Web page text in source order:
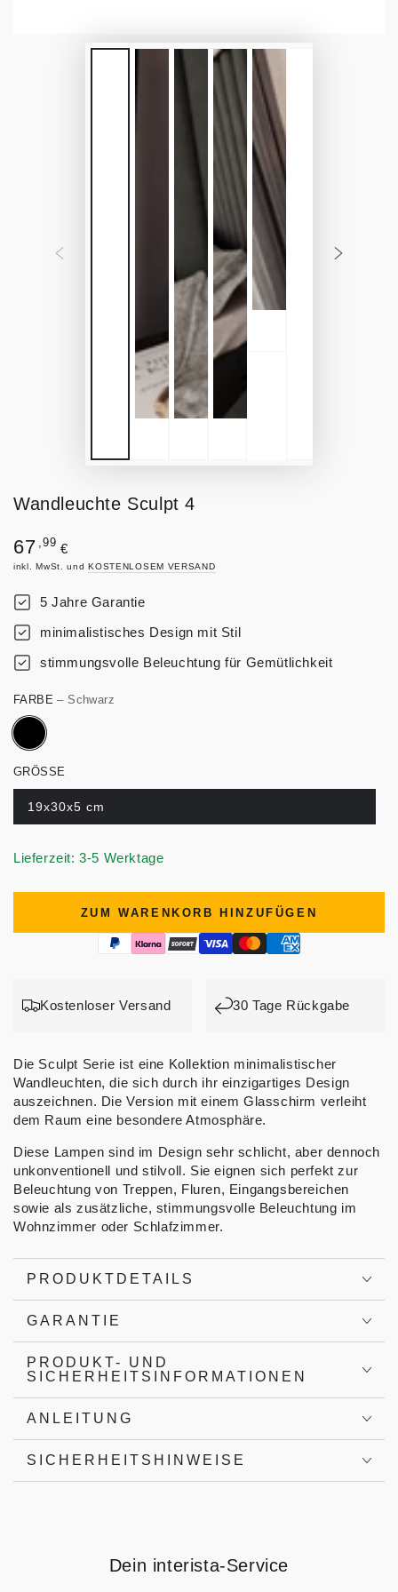
Wandleuchte Sculpt 4
Regulärer
Preis
67 ,99 €
inkl. MwSt. undKOSTENLOSEM VERSAND
5 Jahre Garantie
minimalistisches Design mit Stil
stimmungsvolle Beleuchtung für Gemütlichkeit
FARBE– Schwarz
GRÖSSE
19x30x5 cm
Lieferzeit: 3-5 Werktage
ZUM WARENKORB HINZUFÜGEN
Kostenloser Versand 30 Tage Rückgabe
Die Sculpt Serie ist eine Kollektion minimalistischer
Wandleuchten, die sich durch ihr einzigartiges Design
auszeichnen. Die Version mit einem Glasschirm verleiht
dem Raum eine besondere Atmosphäre.
Diese Lampen sind im Design sehr schlicht, aber dennoch
unkonventionell und stilvoll. Sie eignen sich perfekt zur
Beleuchtung von Treppen, Fluren, Eingangsbereichen
sowie als zusätzliche, stimmungsvolle Beleuchtung im
Wohnzimmer oder Schlafzimmer.
PRODUKTDETAILS
GARANTIE
PRODUKT- UND
SICHERHEITSINFORMATIONEN
ANLEITUNG
SICHERHEITSHINWEISE
Dein interista-Service